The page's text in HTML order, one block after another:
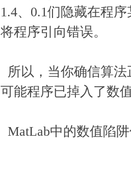
1.4、0.1们隐藏在程
将程序引向错误。
所以，当你确信算
可能程序已掉入了数
MatLab中的数值陷